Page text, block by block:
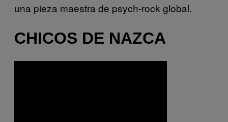
una pieza maestra de psych-rock global.
CHICOS DE NAZCA